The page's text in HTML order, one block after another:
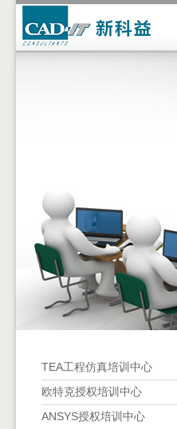
TEA工程仿真培训中心
欧特克授权培训中心
ANSYS授权培训中心